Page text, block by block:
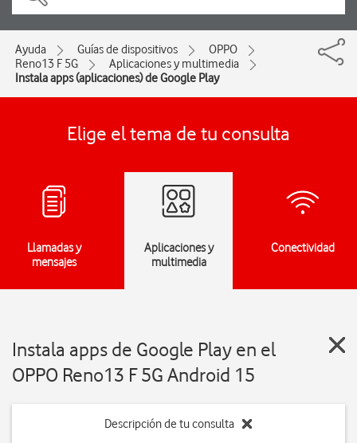
Ayuda Guías de dispositivos
OPPO
Reno13 F 5G
Aplicaciones y multimedia
Instala apps (aplicaciones) de Google Play
Elige el tema de tu consulta
Llamadas y
mensajes
Aplicaciones y
multimedia
Conectividad
Instala apps de Google Play en el
OPPO Reno13 F 5G Android 15
Descripción de tu consulta